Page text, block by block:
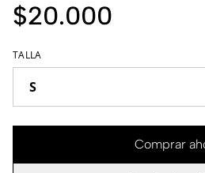
$20.000
TALLA
Comprar